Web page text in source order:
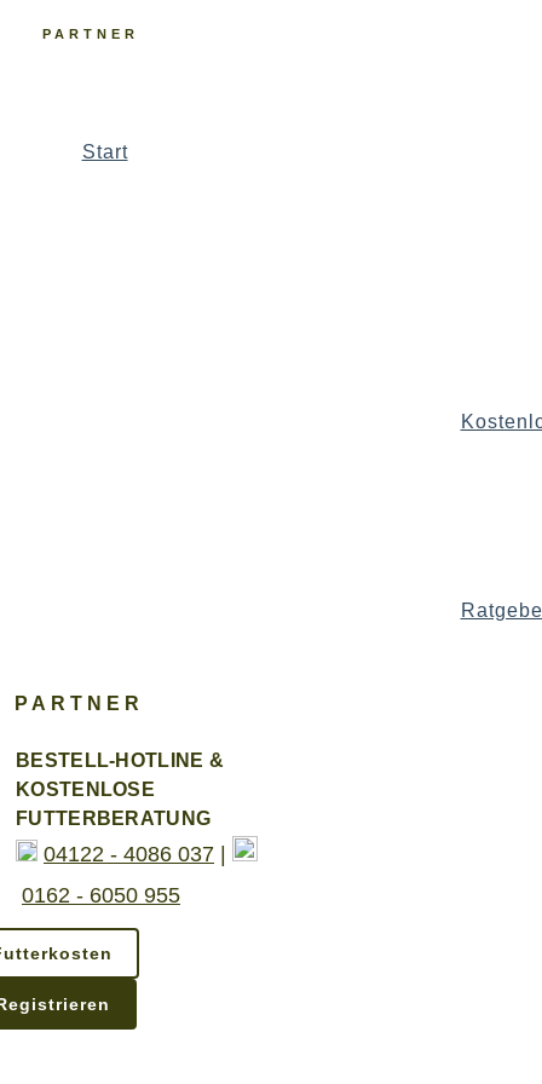
PARTNER
Start
PARTNER
BESTELL-HOTLINE &
KOSTENLOSE
FUTTERBERATUNG
04122 - 4086 037
0162 - 6050 955